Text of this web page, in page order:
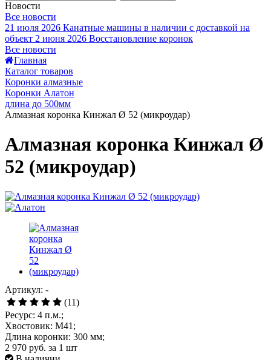
Новости
Все новости
21 июля 2026 Канатные машины в наличии с доставкой на
объект 2 июня 2026 Восстановление коронок
Все новости
Главная
Каталог товаров
Коронки алмазные
Коронки Алатон
длина до 500мм
Алмазная коронка Кинжал Ø 52 (микроудар)
Алмазная коронка Кинжал Ø
52 (микроудар)
Артикул: -
(11)
Ресурс: 4 п.м.;
Хвостовик: М41;
Длина коронки: 300 мм;
2 970 руб. за 1 шт